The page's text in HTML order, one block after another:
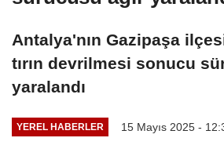
Antalya'nın Gazipaşa
tırın devrilmesi sonucu
yaralandı
YEREL HABERLER 15 Mayıs 2025 -